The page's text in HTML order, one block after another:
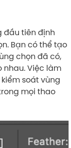
đầu tiên định
Bạn có thể tạo
chọn đã có,
Việc làm
soát vùng
mọi thao